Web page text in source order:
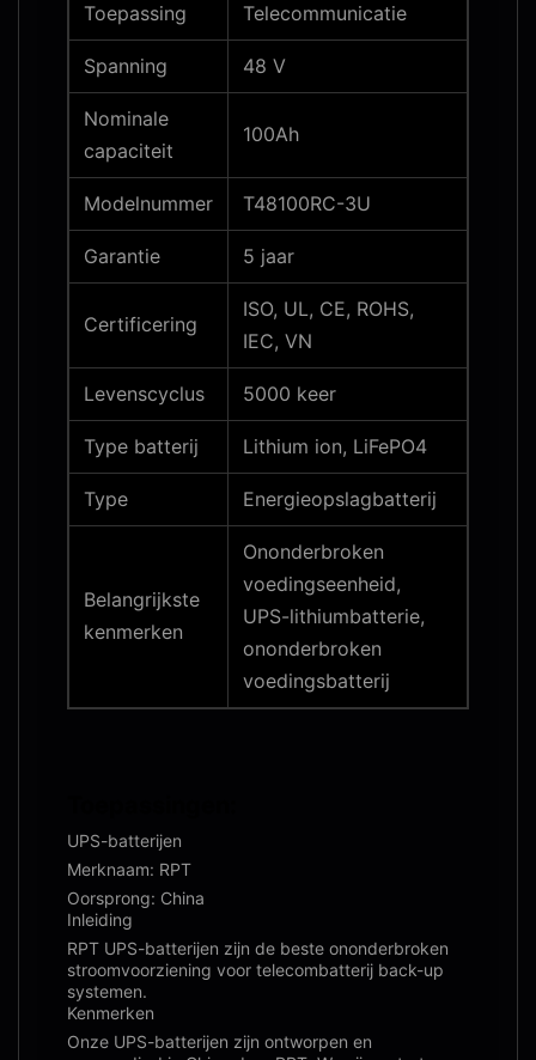
Toepassing Telecommunicatie
Spanning 48 V
Nominale
capaciteit
100Ah
Modelnummer T48100RC-3U
Garantie 5 jaar
Certificering
ISO, UL, CE, ROHS,
IEC, VN
Levenscyclus 5000 keer
Type batterij Lithium ion, LiFePO4
Type Energieopslagbatterij
Belangrijkste
kenmerken
Ononderbroken
voedingseenheid,
UPS-lithiumbatterie,
ononderbroken
voedingsbatterij
UPS-batterijen
Merknaam: RPT
Oorsprong: China
Inleiding
RPT UPS-batterijen zijn de beste ononderbroken
stroomvoorziening voor telecombatterij back-up
systemen.
Kenmerken
Onze UPS-batterijen zijn ontworpen en